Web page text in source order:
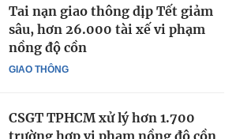
GIAO THÔNG
Tai nạn giao thông dịp Tết giảm
sâu, hơn 26.000 tài xế vi phạm
nồng độ cồn
CSGT TPHCM xử lý hơn 1.700
trường hợp vi phạm nồng độ cồn